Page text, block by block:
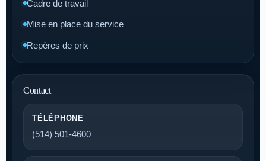
Cadre de travail
Mise en place du service
Repères de prix
Contact
TÉLÉPHONE
(514) 501-4600